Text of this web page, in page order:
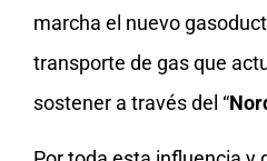
marcha el nuevo
transporte de gas que
sostener a través del “